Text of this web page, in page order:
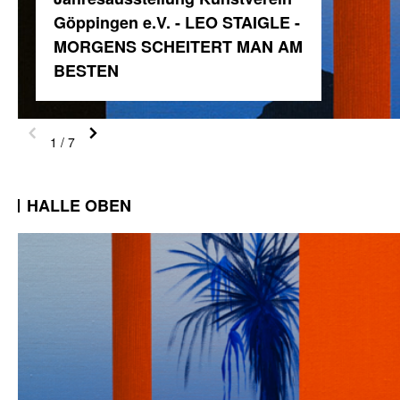
Göppingen e.V. - LEO STAIGLE -
MORGENS SCHEITERT MAN AM
BESTEN
1 / 7
HALLE OBEN